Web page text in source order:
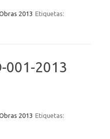
2013 Etiquetas:
001-2013
2013 Etiquetas: